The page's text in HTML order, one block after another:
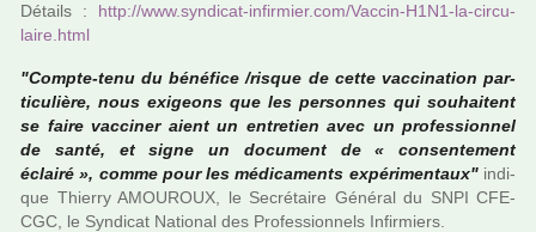
Détails : http://www.syn­di­cat-infir­mier.com/Vaccin-H1N1-la-cir­cu­
laire.html
"Compte-tenu du béné­fice /risque de cette vac­ci­na­tion par­
ti­cu­lière, nous exi­geons que les per­son­nes qui sou­hai­tent
se faire vac­ci­ner aient un entre­tien avec un pro­fes­sion­nel
de santé, et signe un docu­ment de « consen­te­ment
éclairé », comme pour les médi­ca­ments expé­ri­men­taux" indi­
que Thierry AMOUROUX, le Secrétaire Général du SNPI CFE-
CGC, le Syndicat National des Professionnels Infirmiers.